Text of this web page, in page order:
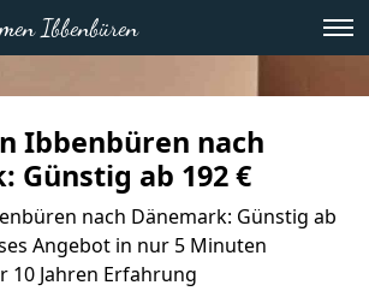
Ibbenbüren
Ibbenbüren nach
Günstig ab 192 €
nach Dänemark: Günstig ab
Angebot in nur 5 Minuten
Jahren Erfahrung